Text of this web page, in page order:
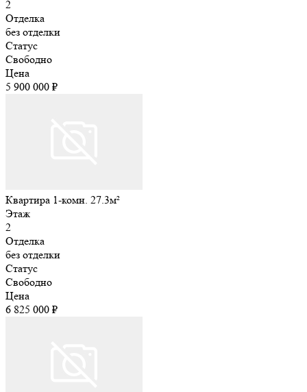
2
Отделка
без отделки
Статус
Свободно
Цена
5 900 000 ₽
Квартира 1-комн. 27.3м²
Этаж
2
Отделка
без отделки
Статус
Свободно
Цена
6 825 000 ₽